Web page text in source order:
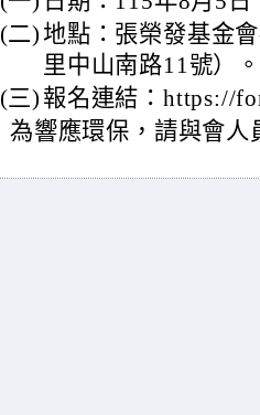
(二)地點：張榮發基金
里中山南路11號）。
(三) 報名連結：https://
為響應環保，請與會人